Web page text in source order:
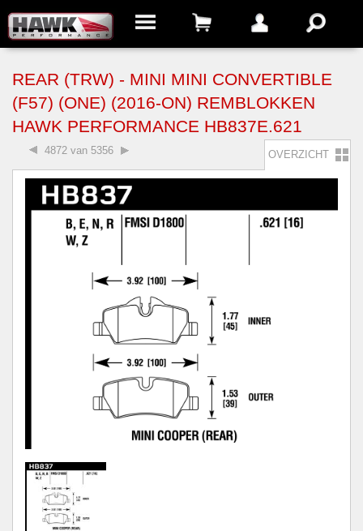
REAR (TRW) - MINI MINI CONVERTIBLE
(F57) (ONE) (2016-ON) REMBLOKKEN
HAWK PERFORMANCE HB837E.621
4872 van 5356 OVERZICHT